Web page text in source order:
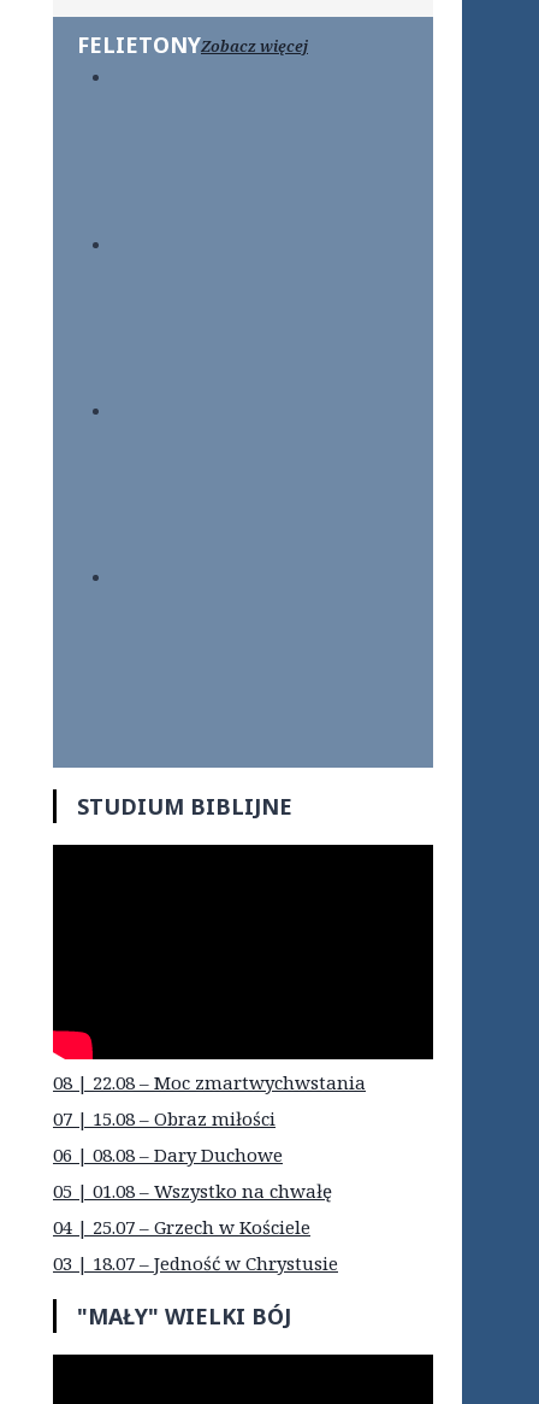
FELIETONYZobacz więcej
STUDIUM BIBLIJNE
08 | 22.08 – Moc zmartwychwstania
07 | 15.08 – Obraz miłości
06 | 08.08 – Dary Duchowe
05 | 01.08 – Wszystko na chwałę
04 | 25.07 – Grzech w Kościele
03 | 18.07 – Jedność w Chrystusie
"MAŁY" WIELKI BÓJ